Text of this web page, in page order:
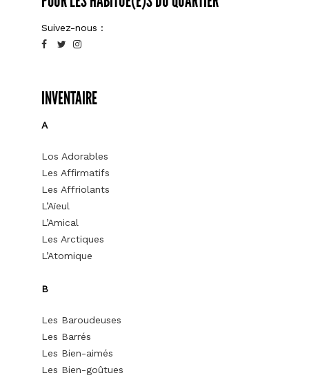
Suivez-nous :
INVENTAIRE
A
Los Adorables
Les Affirmatifs
Les Affriolants
L’Aïeul
L’Amical
Les Arctiques
L’Atomique
B
Les Baroudeuses
Les Barrés
Les Bien-aimés
Les Bien-goûtues